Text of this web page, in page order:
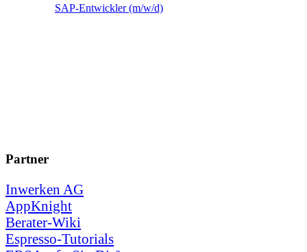
SAP-Entwickler (m/w/d)
Partner
Inwerken AG
AppKnight
Berater-Wiki
Espresso-Tutorials